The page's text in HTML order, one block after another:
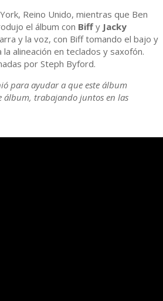
Reino Unido, mientras que Ben
el álbum con Biff y Jacky
y la voz, con Biff tomando el bajo y
alineación en teclados y saxofón.
por Steph Byford.
para ayudar a que este álbum
álbum, trabajando juntos en las